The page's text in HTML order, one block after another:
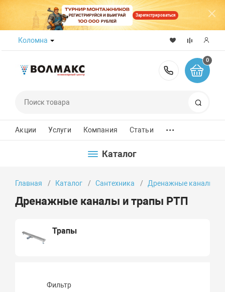
Зарегистрироваться
Коломна
8 (800)
0
Акции Услуги Компания Статьи ...
Каталог
Главная Каталог Сантехника Дренажные каналы и
Дренажные каналы и трапы РТП
Трапы
Фильтр